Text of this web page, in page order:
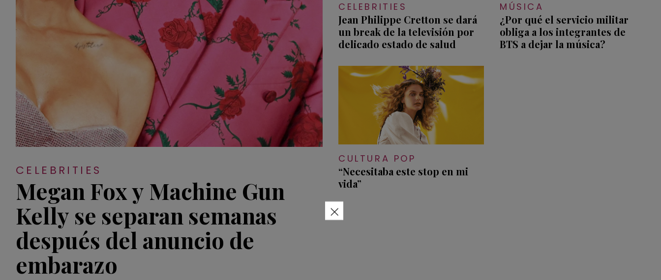
CELEBRITIES
Megan Fox y Machine Gun
Kelly se separan semanas
después del anuncio de
embarazo
CELEBRITIES
Jean Philippe Cretton se dará
un break de la televisión por
delicado estado de salud
MÚSICA
¿Por qué el servicio militar
obliga a los integrantes de
BTS a dejar la música?
CULTURA POP
“Necesitaba este stop en mi
vida”
×